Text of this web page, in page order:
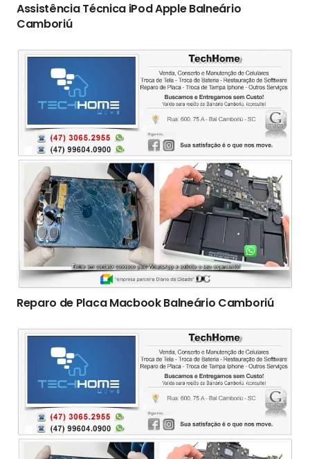
Assistência Técnica iPod Apple Balneário
Camboriú
Reparo de Placa Macbook Balneário Camboriú